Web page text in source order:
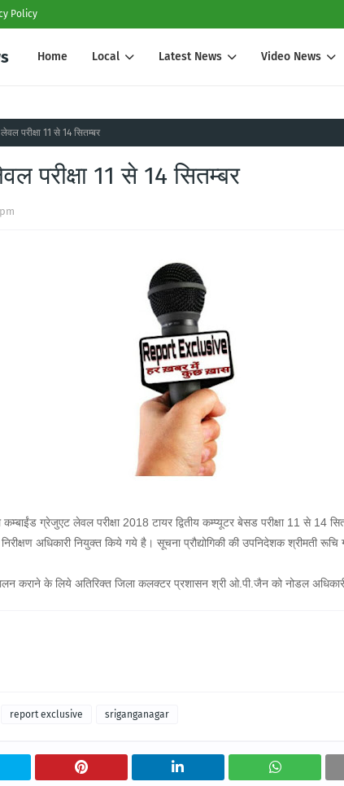
Policy
Home Local Latest News Video News
परीक्षा 11 से 14 सितम्बर
परीक्षा 11 से 14 सितम्बर
कम्बाईंड ग्रेजुएट लेवल परीक्षा 2018 टायर द्वितीय कम्प्यूटर बेसड परीक्षा 11 से 14
अधिकारी नियुक्त किये गये है। सूचना प्रौद्योगिकी की उपनिदेशक श्रीमती रूचि
कराने के लिये अतिरिक्त जिला कलक्टर प्रशासन श्री ओ.पी.जैन को नोडल
report exclusive sriganganagar